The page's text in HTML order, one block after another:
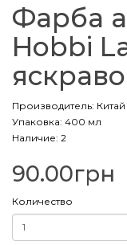
Фарба
Hobbi
Производитель: Китай
Упаковка: 400 мл
Наличие: 2
90.00грн
Количество